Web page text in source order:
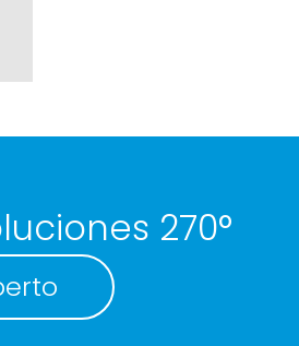
270°